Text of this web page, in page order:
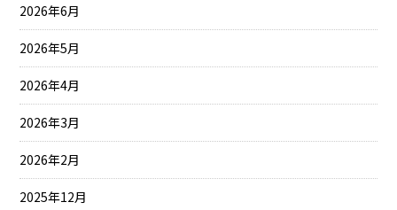
2026年6月
2026年5月
2026年4月
2026年3月
2026年2月
2025年12月